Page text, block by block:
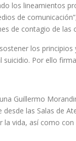
los lineamientos
de
de contagio de las
los
Por ello
Guillermo
las Salas de
vida, así como